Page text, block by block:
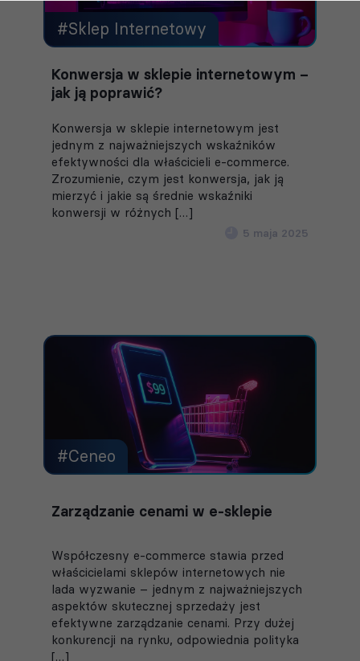
#Sklep Internetowy
Konwersja w sklepie internetowym –
jak ją poprawić?
Konwersja w sklepie internetowym jest
jednym z najważniejszych wskaźników
efektywności dla właścicieli e-commerce.
Zrozumienie, czym jest konwersja, jak ją
mierzyć i jakie są średnie wskaźniki
konwersji w różnych […]
5 maja 2025
#Ceneo
Zarządzanie cenami w e-sklepie
Współczesny e-commerce stawia przed
właścicielami sklepów internetowych nie
lada wyzwanie – jednym z najważniejszych
aspektów skutecznej sprzedaży jest
efektywne zarządzanie cenami. Przy dużej
konkurencji na rynku, odpowiednia polityka
[…]